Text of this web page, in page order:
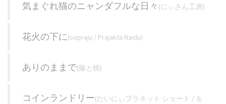
気まぐれ猫のニャンダフルな日々 (にぃさん工房)
花火の下に(sopraju / Prajakta Naidu)
ありのままで(藤と桃)
コインランドリー(たいにぃプラネット ショート / を